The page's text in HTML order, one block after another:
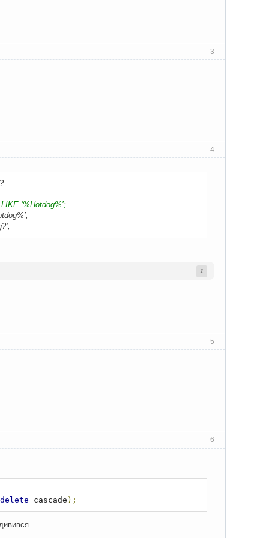
3
4
‘%Hotdog%’;
1
5
6
delete cascade );